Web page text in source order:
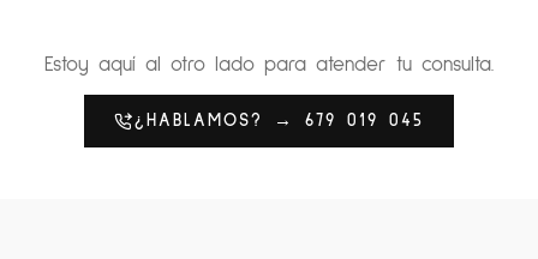
Estoy aquí al otro lado para atender tu consulta.
¿HABLAMOS? → 679 019 045